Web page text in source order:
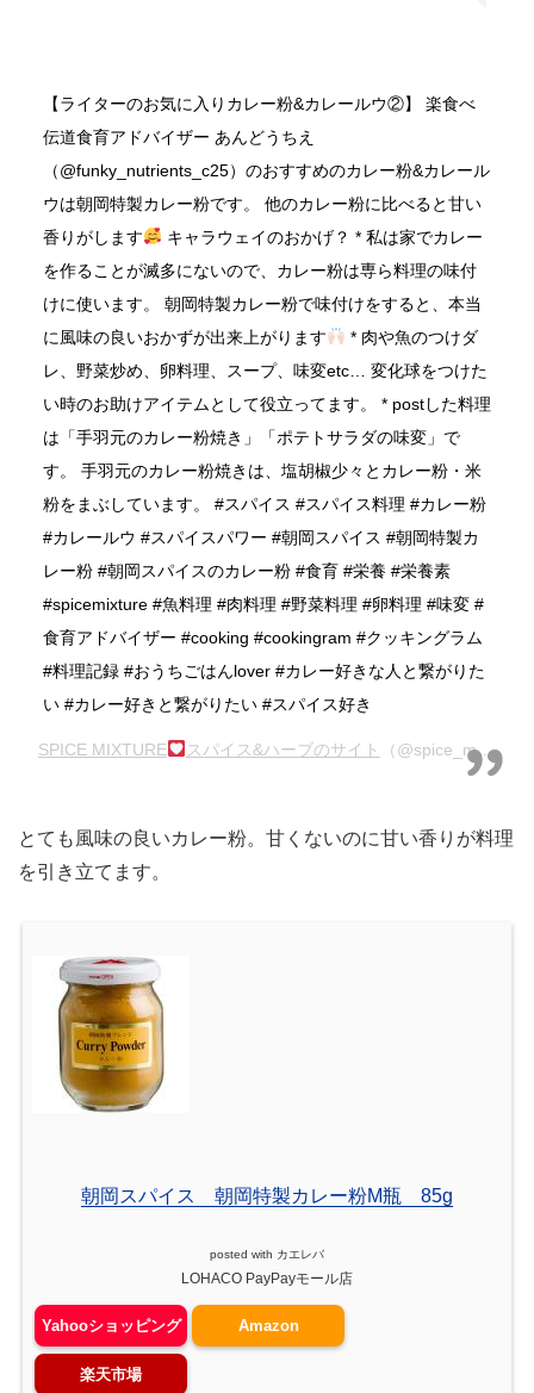
【ライターのお気に入りカレー粉&カレールウ②】 楽食べ
伝道食育アドバイザー あんどうちえ
（@funky_nutrients_c25）のおすすめのカレー粉&カレール
ウは朝岡特製カレー粉です。 他のカレー粉に比べると甘い
香りがします
キャラウェイのおかげ？ * 私は家でカレー
を作ることが滅多にないので、カレー粉は専ら料理の味付
けに使います。 朝岡特製カレー粉で味付けをすると、本当
に風味の良いおかずが出来上がります
* 肉や魚のつけダ
レ、野菜炒め、卵料理、スープ、味変etc… 変化球をつけた
い時のお助けアイテムとして役立ってます。 * postした料理
は「手羽元のカレー粉焼き」「ポテトサラダの味変」で
す。 手羽元のカレー粉焼きは、塩胡椒少々とカレー粉・米
粉をまぶしています。 #スパイス #スパイス料理 #カレー粉
#カレールウ #スパイスパワー #朝岡スパイス #朝岡特製カ
レー粉 #朝岡スパイスのカレー粉 #食育 #栄養 #栄養素
#spicemixture #魚料理 #肉料理 #野菜料理 #卵料理 #味変 #
食育アドバイザー #cooking #cookingram #クッキングラム
#料理記録 #おうちごはんlover #カレー好きな人と繋がりた
い #カレー好きと繋がりたい #スパイス好き
SPICE MIXTURE スパイス&ハーブのサイト （@spice_mixture）がシェアした投稿 –
とても風味の良いカレー粉。甘くないのに甘い香りが料理
を引き立てます。
朝岡スパイス 朝岡特製カレー粉M瓶 85g
posted with カエレバ
LOHACO PayPayモール店
Yahooショッピング Amazon
楽天市場